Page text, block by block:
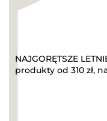
NAJGORĘTSZE
produkty od 310 zł,